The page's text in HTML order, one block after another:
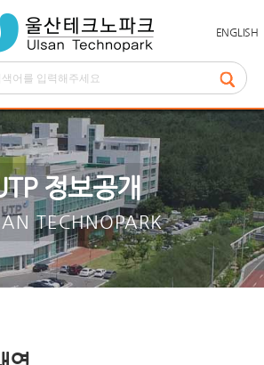
ENGLISH
정보공개
TECHNOPARK